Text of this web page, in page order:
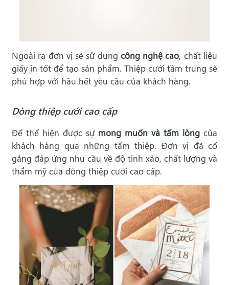
Ngoài ra đơn vị sẽ sử dụng công nghệ cao, chất liệu
giấy in tốt để tạo sản phẩm. Thiệp cưới tầm trung sẽ
phù hợp với hầu hết yêu cầu của khách hàng.
Dòng thiệp cưới cao cấp
Để thể hiện được sự mong muốn và tấm lòng của
khách hàng qua những tấm thiệp. Đơn vị đã cố
gắng đáp ứng nhu cầu về độ tinh xảo, chất lượng và
thẩm mỹ của dòng thiệp cưới cao cấp.